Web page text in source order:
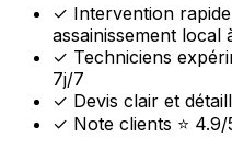
✓ Intervention
assainissement local
✓ Techniciens
7j/7
✓ Devis clair et
✓ Note clients ⭐